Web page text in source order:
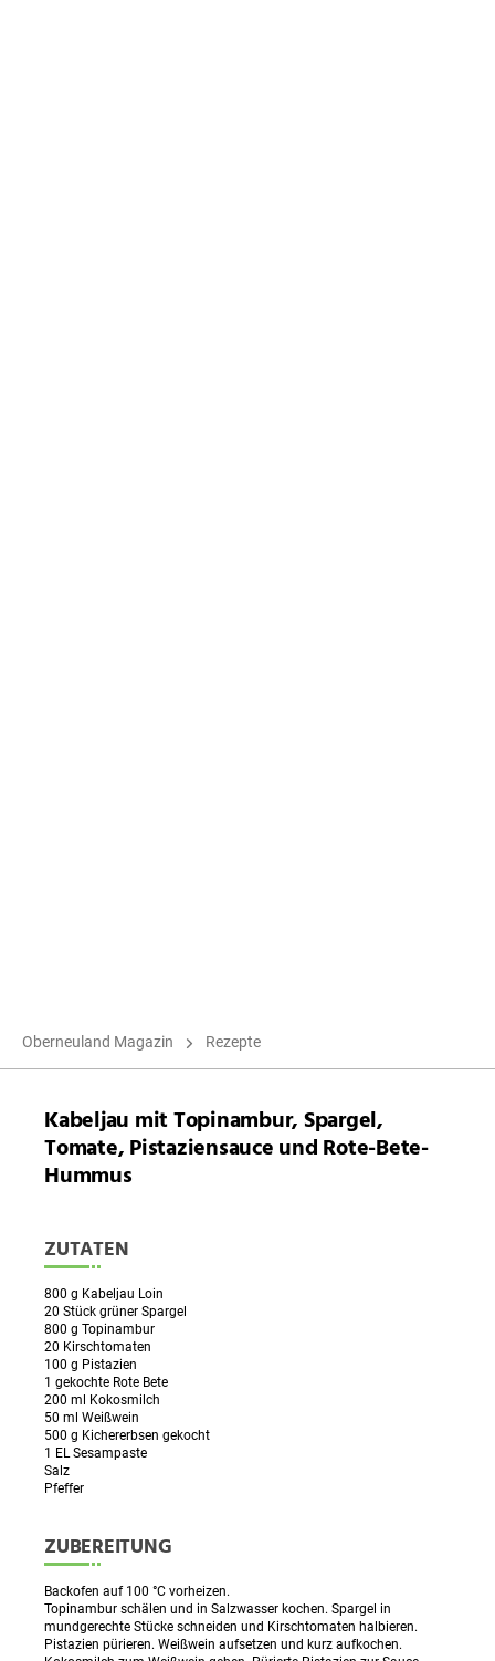
Oberneuland Magazin Rezepte
Kabeljau mit Topinambur, Spargel,
Tomate, Pistaziensauce und Rote-Bete-
Hummus
ZUTATEN
800 g Kabeljau Loin
20 Stück grüner Spargel
800 g Topinambur
20 Kirschtomaten
100 g Pistazien
1 gekochte Rote Bete
200 ml Kokosmilch
50 ml Weißwein
500 g Kichererbsen gekocht
1 EL Sesampaste
Salz
Pfeffer
ZUBEREITUNG
Backofen auf 100 °C vorheizen.
Topinambur schälen und in Salzwasser kochen. Spargel in
mundgerechte Stücke schneiden und Kirschtomaten halbieren.
Pistazien pürieren. Weißwein aufsetzen und kurz aufkochen.